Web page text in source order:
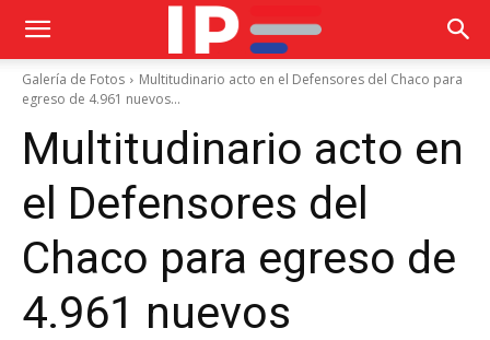
Galería de Fotos
Multitudinario acto en el Defensores del Chaco para
egreso de 4.961 nuevos...
Multitudinario acto en
el Defensores del
Chaco para egreso de
4.961 nuevos